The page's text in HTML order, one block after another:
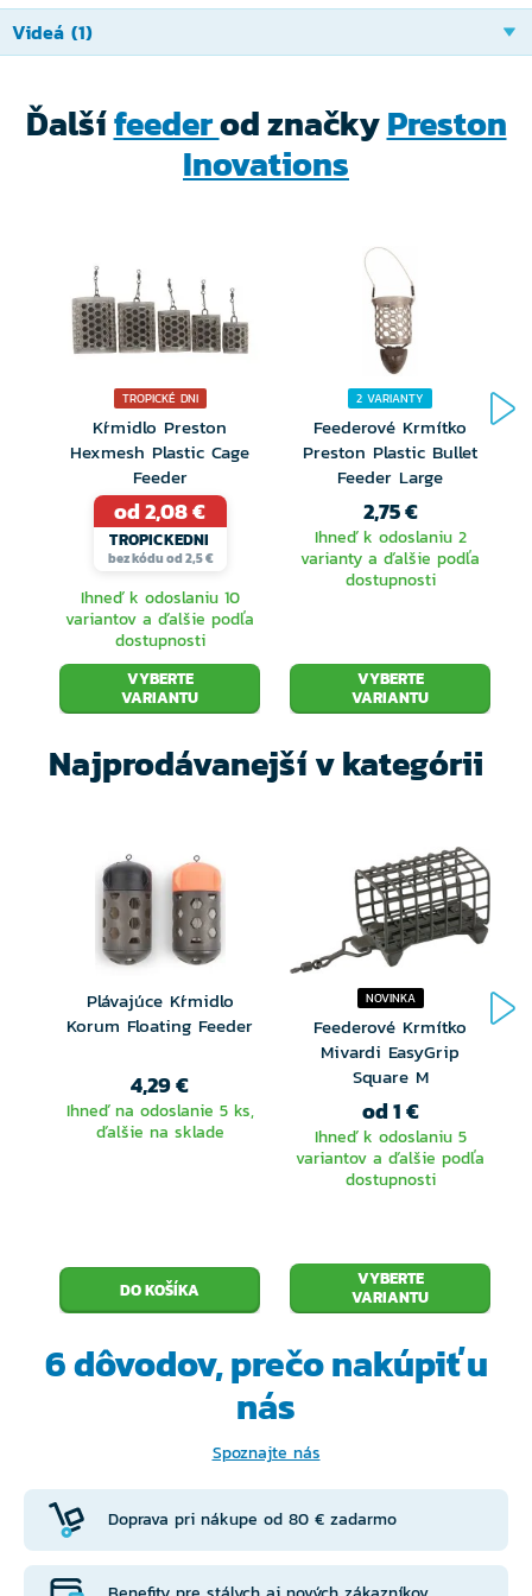
malým uzáverom z kŕmenia a máte istotu, že všetky
jemné častice sa Vám dostanú až na dno, presne tam,
kam potrebujete.
Verzia Caged je potom vhodná na plytšie vody, na
návnady aspoň čiastočného uvoľňovania v stĺpci.
Dostupná v niekoľkých veľkostiach a gramážach
kŕmidlá.
Videá (1)
Ďalšífeederod značkyPreston
Inovations
TROPICKÉ DNI
Kŕmidlo Preston
Hexmesh Plastic Cage
Feeder
od 2,08 €
TROPICKEDNI
bez kódu od 2,5 €
Ihneď k odoslaniu 10
variantov a ďalšie podľa
dostupnosti
VYBERTE
VARIANTU
2 VARIANTY
Feederové Krmítko
Preston Plastic Bullet
Feeder Large
2,75 €
Ihneď k odoslaniu 2
varianty a ďalšie podľa
dostupnosti
VYBERTE
VARIANTU
Najprodávanejší v kategórii
Plávajúce Kŕmidlo
Korum Floating Feeder
4,29 €
Ihneď na odoslanie 5 ks,
ďalšie na sklade
NOVINKA
Feederové Krmítko
Mivardi EasyGrip
Square M
od 1 €
Ihneď k odoslaniu 5
variantov a ďalšie podľa
dostupnosti
VYBERTE
VARIANTU
6 dôvodov, prečonakúpiť u
nás
Spoznajte nás
Doprava pri nákupe od 80 € zadarmo